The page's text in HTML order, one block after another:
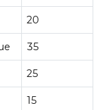
20
35
25
15